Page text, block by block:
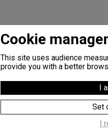
Staccato® est
Variété multipliée dans le
https://
Cookie
This site uses audience
provide you with a better
I
Set
I